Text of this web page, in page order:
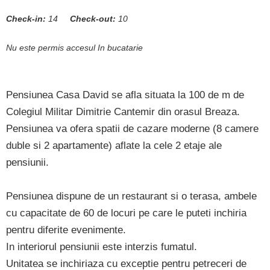
Check-in: 14 Check-out: 10
Nu este permis accesul In bucatarie
Pensiunea Casa David se afla situata la 100 de m de
Colegiul Militar Dimitrie Cantemir din orasul Breaza.
Pensiunea va ofera spatii de cazare moderne (8 camere
duble si 2 apartamente) aflate la cele 2 etaje ale
pensiunii.
Pensiunea dispune de un restaurant si o terasa, ambele
cu capacitate de 60 de locuri pe care le puteti inchiria
pentru diferite evenimente.
In interiorul pensiunii este interzis fumatul.
Unitatea se inchiriaza cu exceptie pentru petreceri de